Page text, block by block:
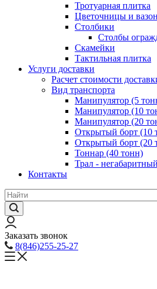
Тротуарная плитка
Цветочницы и
Столбики
Столбы
Скамейки
Тактильная плитка
Услуги доставки
Расчет стоимости
Вид транспорта
Манипулятор (5
Манипулятор (10
Манипулятор (20
Открытый борт (10
Открытый борт (20
Тоннар (40 тонн)
Трал -
Контакты
Заказать звонок
8(846)255-25-27